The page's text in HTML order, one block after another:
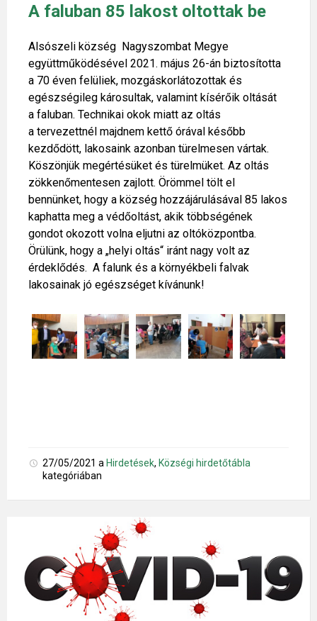
A faluban 85 lakost oltottak be
Alsószeli község Nagyszombat Megye
együttműködésével 2021. május 26-án biztosította
a 70 éven felüliek, mozgáskorlátozottak és
egészségileg károsultak, valamint kísérőik oltását
a faluban. Technikai okok miatt az oltás
a tervezettnél majdnem kettő órával később
kezdődött, lakosaink azonban türelmesen vártak.
Köszönjük megértésüket és türelmüket. Az oltás
zökkenőmentesen zajlott. Örömmel tölt el
bennünket, hogy a község hozzájárulásával 85 lakos
kaphatta meg a védőoltást, akik többségének
gondot okozott volna eljutni az oltóközpontba.
Örülünk, hogy a „helyi oltás“ iránt nagy volt az
érdeklődés. A falunk és a környékbeli falvak
lakosainak jó egészséget kívánunk!
27/05/2021 a Hirdetések, Községi hirdetőtábla
kategóriában